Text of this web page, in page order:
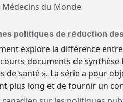
Médecins du Monde
politiques de réduction
explore la différence
documents de
de santé ». La série a pour
plus long et de fournir un